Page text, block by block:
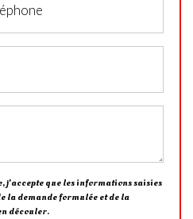
j'accepte que les informations saisies
la demande formulée et de la
découler.